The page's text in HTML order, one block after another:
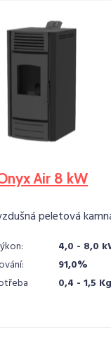
Air 8 kW
peletová
4,0 - 8,0
91,0%
0,4 - 1,5